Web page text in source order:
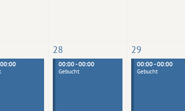
28
00:00 - 00:00
Gebucht
29
00:00 - 00:00
Gebucht